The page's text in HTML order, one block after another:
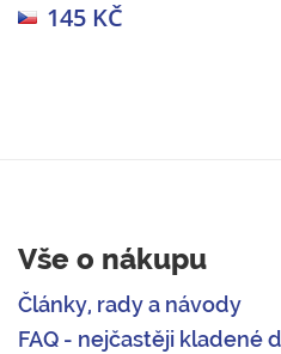
145 KČ
Vše o nákupu
Články, rady a návody
FAQ - nejčastěji kladené